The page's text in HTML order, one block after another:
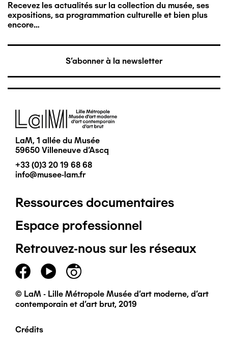
Recevez les actualités sur la collection du musée, ses
expositions, sa programmation culturelle et bien plus
encore…
S'abonner à la newsletter
Image
LaM, 1 allée du Musée
59650 Villeneuve d'Ascq
+33 (0)3 20 19 68 68
info@musee-lam.fr
Pied
de
page
principal
Ressources documentaires
Espace professionnel
Retrouvez-nous sur les réseaux
© LaM - Lille Métropole Musée d'art moderne, d'art
contemporain et d'art brut, 2019
Crédits